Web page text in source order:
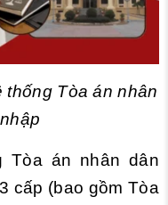
Tòa án nhân
Tòa án nhân dân
cấp (bao gồm Tòa